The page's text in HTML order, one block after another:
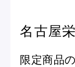
名古屋
限定商品